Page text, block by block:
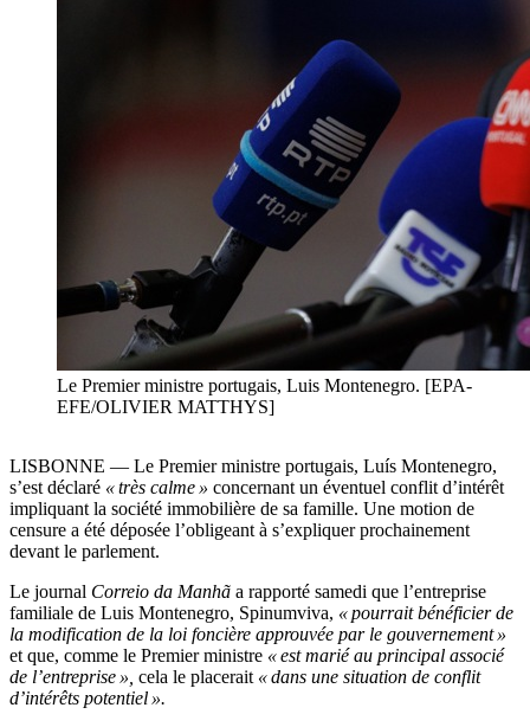
Le Premier ministre portugais, Luis Montenegro. [EPA-
EFE/OLIVIER MATTHYS]
LISBONNE — Le Premier ministre portugais, Luís Montenegro,
s’est déclaré « très calme » concernant un éventuel conflit d’intérêt
impliquant la société immobilière de sa famille. Une motion de
censure a été déposée l’obligeant à s’expliquer prochainement
devant le parlement.
Le journal Correio da Manhã a rapporté samedi que l’entreprise
familiale de Luis Montenegro, Spinumviva, « pourrait bénéficier de
la modification de la loi foncière approuvée par le gouvernement »
et que, comme le Premier ministre « est marié au principal associé
de l’entreprise », cela le placerait « dans une situation de conflit
d’intérêts potentiel ».